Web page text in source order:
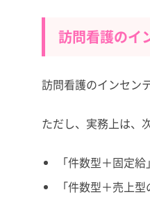
訪問看護のイ
訪問看護のインセン
ただし、実務上は、
「件数型＋固定給」
「件数型＋売上